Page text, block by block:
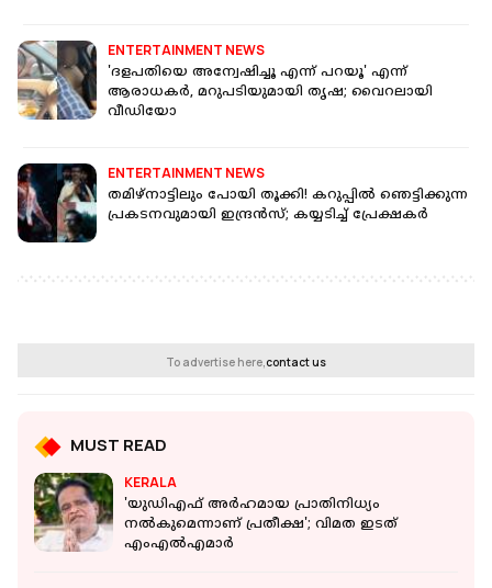
ENTERTAINMENT NEWS
'ദളപതിയെ അന്വേഷിച്ചൂ എന്ന് പറയൂ' എന്ന്
ആരാധകർ, മറുപടിയുമായി തൃഷ; വൈറലായി
വീഡിയോ
ENTERTAINMENT NEWS
തമിഴ്നാട്ടിലും പോയി തൂക്കി! കറുപ്പിൽ ഞെട്ടിക്കുന്ന
പ്രകടനവുമായി ഇന്ദ്രൻസ്; കയ്യടിച്ച് പ്രേക്ഷകർ
To advertise here,contact us
MUST READ
KERALA
'യുഡിഎഫ് അര്‍ഹമായ പ്രാതിനിധ്യം
നല്‍കുമെന്നാണ് പ്രതീക്ഷ'; വിമത ഇടത്
എംഎല്‍എമാര്‍